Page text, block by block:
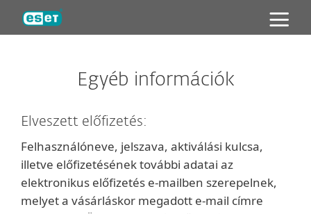
Egyéb információk
Elveszett előfizetés:
Felhasználóneve, jelszava, aktiválási kulcsa,
illetve előfizetésének további adatai az
elektronikus előfizetés e-mailben szerepelnek,
melyet a vásárláskor megadott e-mail címre
ESET